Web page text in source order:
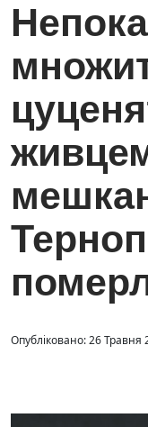
Опубліковано: 26 Травня